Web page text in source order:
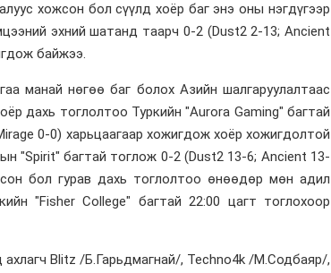
хожсон бол сүүлд хоёр баг энэ оны нэгдүгээр
эхний шатанд таарч 0-2 (Dust2 2-13; Ancient
байжээ.
манай нөгөө баг болох Азийн шалгаруулалтаас
дахь тоглолтоо Туркийн "Aurora Gaming" багтай
0-0) харьцаагаар хожигдож хоёр хожигдолтой
"Spirit" багтай тоглож 0-2 (Dust2 13-6; Ancient 13-
бол гурав дахь тоглолтоо өнөөдөр мөн адил
"Fisher College" багтай 22:00 цагт тоглохоор
ахлагч Blitz /Б.Гарьдмагнай/, Techno4k /М.Содбаяр/,